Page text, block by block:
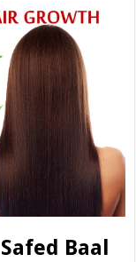
Baal